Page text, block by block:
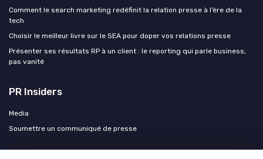
Comment le search marketing redéfinit la relation presse à l’ère de la
tech
Choisir le meilleur livre sur le SEA pour doper vos relations presse
Présenter ses résultats RP à un client : le reporting qui parle business,
pas vanité
PR Insiders
Media
Soumettre un communiqué de presse